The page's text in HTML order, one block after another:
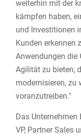
weiterhin mit der
kämpfen haben,
und Investitionen
Kunden erkennen
Anwendungen die
Agilität zu bieten,
modernisieren, zu
voranzutreiben."
Das
VP, Partner Sales